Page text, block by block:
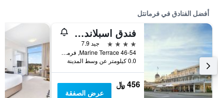
أفضل الفنادق في فرمانتل
فندق اسبلاندا فريمانتل - باي ريدجز
4 نجوم
جيد 7.9
46-54 Marine Terrace, فرمانتل, WA, أستراليا
0.0 كيلومتر عن وسط المدينة
456 ﷼
عرض الصفقة